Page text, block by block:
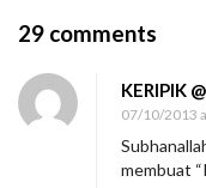
29 comments
A
a
KERIPIK
07/10/2013
membuat